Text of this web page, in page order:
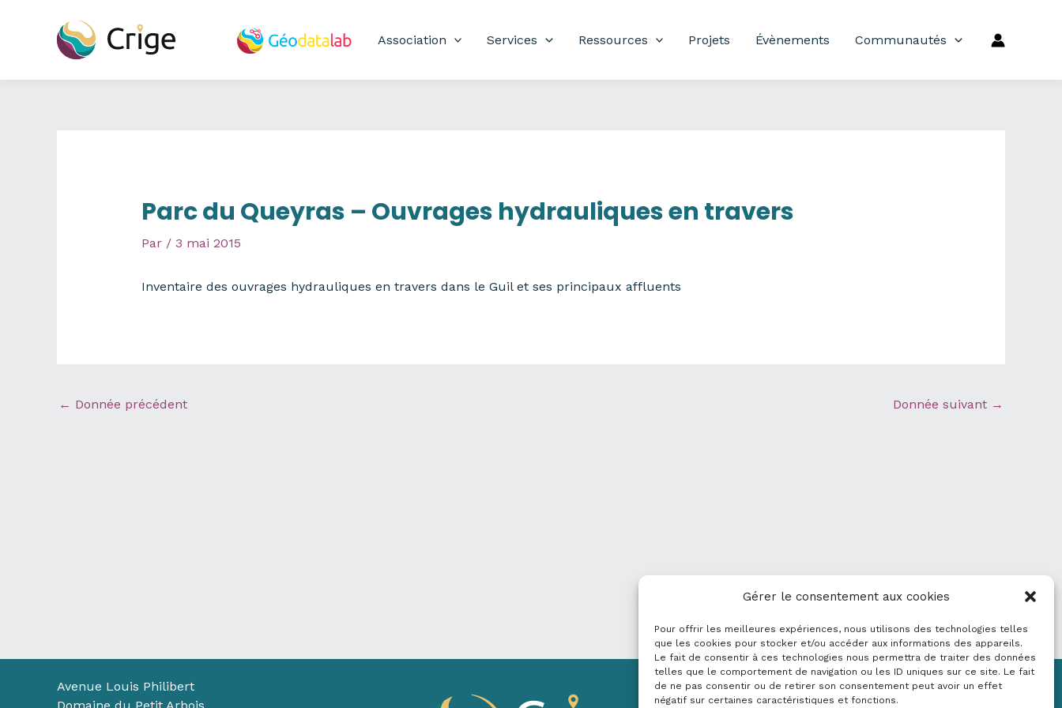
Gérer le consentement aux cookies
Pour offrir les meilleures expériences, nous utilisons des technologies telles
que les cookies pour stocker et/ou accéder aux informations des appareils.
Le fait de consentir à ces technologies nous permettra de traiter des données
telles que le comportement de navigation ou les ID uniques sur ce site. Le fait
de ne pas consentir ou de retirer son consentement peut avoir un effet
négatif sur certaines caractéristiques et fonctions.
Association Services Ressources Projets Évènements Communautés
Parc du Queyras – Ouvrages hydrauliques en travers
Par / 3 mai 2015
Inventaire des ouvrages hydrauliques en travers dans le Guil et ses principaux affluents
← Donnée précédent Donnée suivant →
Avenue Louis Philibert
Mentions légales